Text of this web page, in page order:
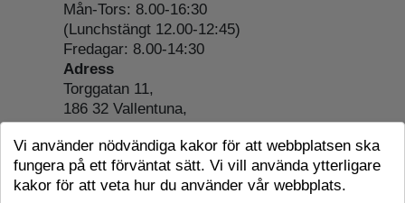
Mån-Tors: 8.00-16:30
(Lunchstängt 12.00-12:45)
Fredagar: 8.00-14:30
Adress
Torggatan 11,
186 32 Vallentuna,
Org.nr: 556197-4022
Om webbplatsen
Tillgänglighetsredogörelse
Cookie-information
Vi använder nödvändiga kakor för att webbplatsen ska
fungera på ett förväntat sätt. Vi vill använda ytterligare
kakor för att veta hur du använder vår webbplats.